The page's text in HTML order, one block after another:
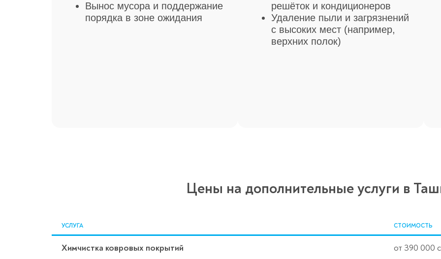
Вынос мусора и поддержание
порядка в зоне ожидания
решёток и кондиционеров
Удаление пыли и загрязнений
с высоких мест (например,
верхних полок)
Цены на дополнительные услуги в
УСЛУГА СТОИМОСТЬ
Химчистка ковровых покрытий от 390 000